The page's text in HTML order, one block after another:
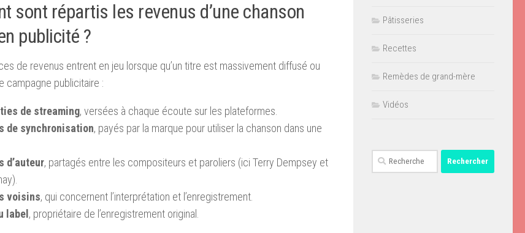
sont répartis les revenus d’une chanson
publicité ?
de revenus entrent en jeu lorsque qu’un titre est massivement diffusé ou
campagne publicitaire :
de streaming, versées à chaque écoute sur les plateformes.
de synchronisation, payés par la marque pour utiliser la chanson dans une
d’auteur, partagés entre les compositeurs et paroliers (ici Terry Dempsey et
voisins, qui concernent l’interprétation et l’enregistrement.
label , propriétaire de l’enregistrement original.
Pâtisseries
Recettes
Remèdes de grand-mère
Vidéos
Rechercher :